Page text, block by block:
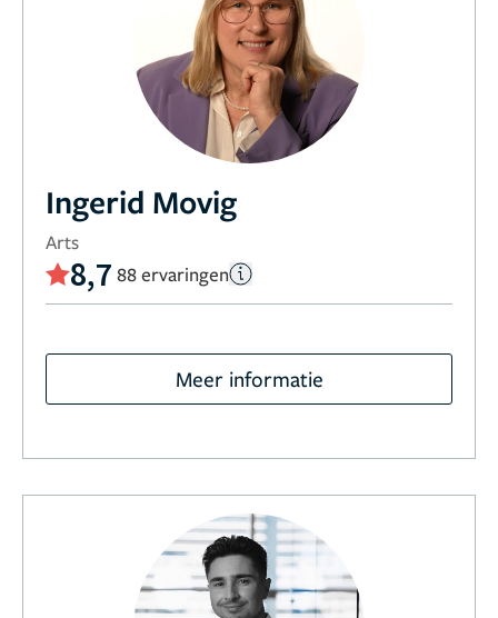
Ingerid Movig
Arts
8,7 88 ervaringen
Meer informatie